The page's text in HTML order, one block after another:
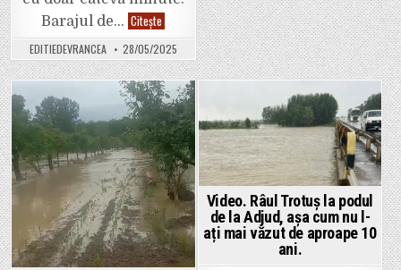
Barajul de… Citește
Au
deschis
barajul
de
la
Ciușlea.
Debit
uriaș
al
Siretului.
Imagini
spectaculoase
de
la
fața
locului.
EDITIEDEVRANCEA 28/05/2025
„Canalizările
au
fost
subdimensionate
și
nu
fac
față”,
acuză
șoferii.
Posted
in
Posted
in
Video. Râul Trotuș la podul
de la Adjud, așa cum nu l-
ați mai văzut de aproape 10
ani.